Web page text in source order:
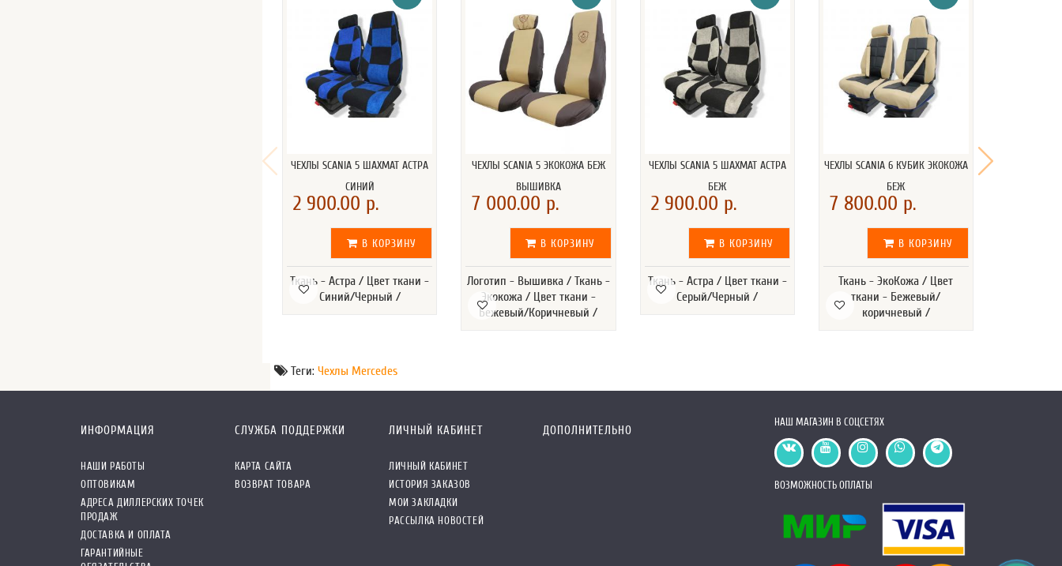
ЧЕХЛЫ SCANIA 5 ШАХМАТ АСТРА
СИНИЙ
2 900.00 р.
В КОРЗИНУ
Ткань - Астра / Цвет ткани -
Синий/Черный /
ЧЕХЛЫ SCANIA 5 ЭКОКОЖА БЕЖ
ВЫШИВКА
7 000.00 р.
В КОРЗИНУ
Логотип - Вышивка / Ткань -
Экокожа / Цвет ткани -
Бежевый/Коричневый /
ЧЕХЛЫ SCANIA 5 ШАХМАТ АСТРА
БЕЖ
2 900.00 р.
В КОРЗИНУ
Ткань - Астра / Цвет ткани -
Серый/Черный /
ЧЕХЛЫ SCANIA 6 КУБИК ЭКОКОЖА
БЕЖ
7 800.00 р.
В КОРЗИНУ
Ткань - ЭкоКожа / Цвет
ткани - Бежевый/
коричневый /
Теги:Чехлы Mercedes
ИНФОРМАЦИЯ
НАШИ РАБОТЫ
ОПТОВИКАМ
АДРЕСА ДИЛЛЕРСКИХ ТОЧЕК
ПРОДАЖ
ДОСТАВКА И ОПЛАТА
ГАРАНТИЙНЫЕ
СЛУЖБА ПОДДЕРЖКИ
КАРТА САЙТА
ВОЗВРАТ ТОВАРА
ЛИЧНЫЙ КАБИНЕТ
ЛИЧНЫЙ КАБИНЕТ
ИСТОРИЯ ЗАКАЗОВ
МОИ ЗАКЛАДКИ
РАССЫЛКА НОВОСТЕЙ
ДОПОЛНИТЕЛЬНО
НАШ МАГАЗИН В СОЦСЕТЯХ
ВОЗМОЖНОСТЬ ОПЛАТЫ